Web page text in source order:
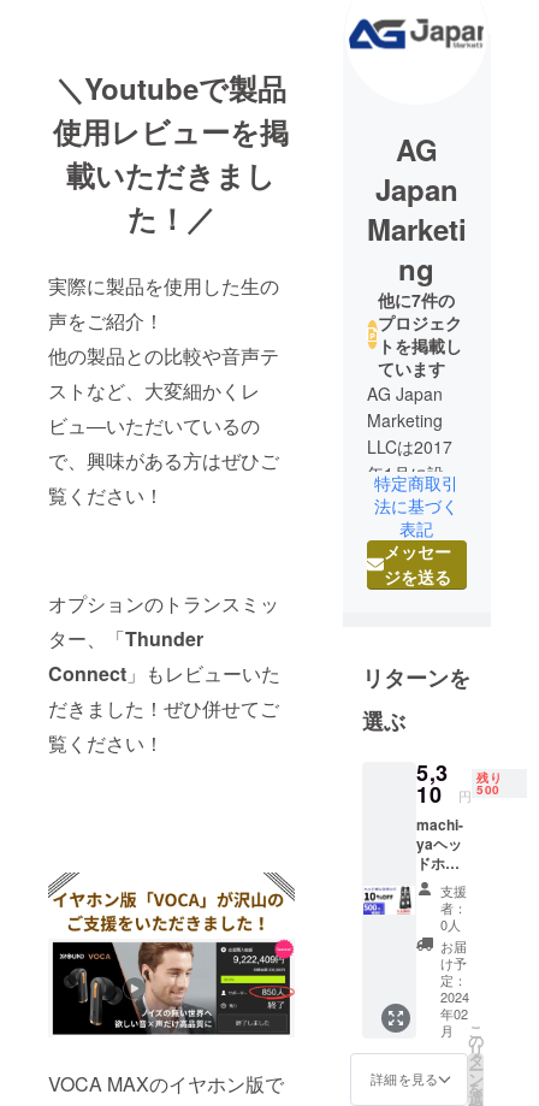
＼Youtubeで製品
使用レビューを掲
載いただきまし
た！／
実際に製品を使用した生の
声をご紹介！
他の製品との比較や音声テ
ストなど、大変細かくレ
ビュ―いただいているの
で、興味がある方はぜひご
覧ください！
オプションのトランスミッ
ター、「Thunder
Connect 」もレビューいた
だきました！ぜひ併せてご
覧ください！
VOCA MAXのイヤホン版で
AG
Japan
Marketi
ng
他に7件の
プロジェク
トを掲載し
ています
AG Japan
Marketing
LLCは2017
年1月に設立
し、海外製
品の輸入販
売を中心に
事業展開し
外商品を日
本の消費者
の方々が安
心してご購
入いただけ
るようサ
ポートさせ
ていただく
のが当社の
ミッション
です。
特定商取引
法に基づく
表記
メッセー
ジを送る
リターンを
選ぶ
5,3
10 円
残り
500
machi-
yaヘッ
ドホン
スタン
ド割
10%
OFF (限
定500名
様） 一
般販売
予定価
格7,605
円
→5,310
円 (税・
支援
者：
0人
お届
け予
定：
2024
年02
月
詳細を見る
こ
の
リ
タ
ー
ン
を
選